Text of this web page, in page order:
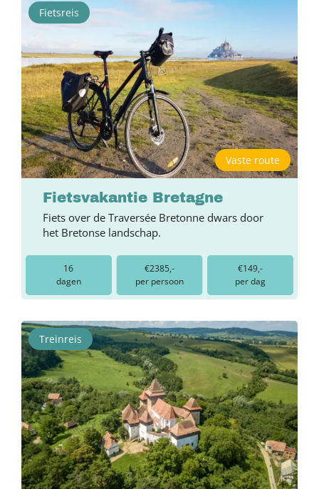
Fietsreis
Vaste route
Fietsvakantie Bretagne
Fiets over de Traversée Bretonne dwars door
het Bretonse landschap.
16
dagen
€2385,-
per persoon
€149,-
per dag
Treinreis